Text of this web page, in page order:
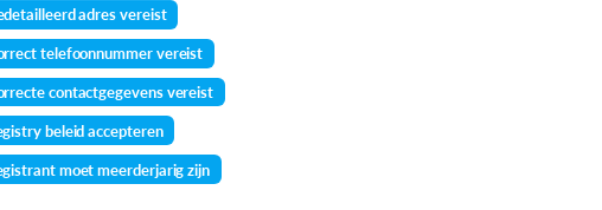
adres vereist
telefoonnummer vereist
contactgegevens vereist
beleid accepteren
moet meerderjarig zijn